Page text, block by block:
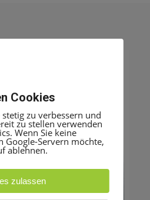
Cookies
zu verbessern und
zu stellen verwenden
Wenn Sie keine
Google-Servern möchte,
ablehnen.
zulassen